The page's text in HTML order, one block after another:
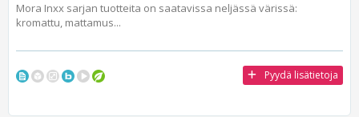
Mora Inxx sarjan tuotteita on saatavissa neljässä värissä:
kromattu, mattamus...
Pyydä lisätietoja